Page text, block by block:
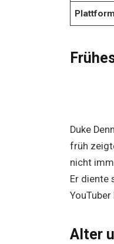
Duke
früh
nicht
Er diente
Alter